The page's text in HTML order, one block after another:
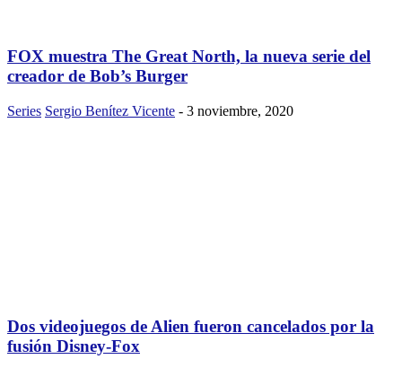
FOX muestra The Great North, la nueva serie del
creador de Bob’s Burger
Series Sergio Benítez Vicente - 3 noviembre, 2020
Dos videojuegos de Alien fueron cancelados por la
fusión Disney-Fox